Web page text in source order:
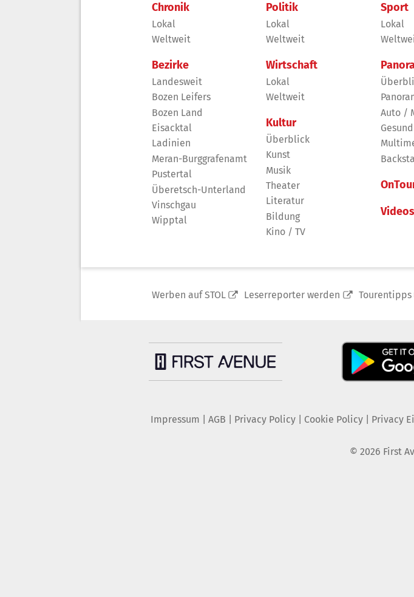
Chronik
Lokal
Weltweit
Bezirke
Landesweit
Bozen Leifers
Bozen Land
Eisacktal
Ladinien
Meran-Burggrafenamt
Pustertal
Überetsch-Unterland
Vinschgau
Wipptal
Politik
Lokal
Weltweit
Wirtschaft
Lokal
Weltweit
Kultur
Überblick
Kunst
Musik
Theater
Literatur
Bildung
Kino / TV
Sport
Lokal
Auto /
Videos
Werben auf STOL Leserreporter werden Tourentipps
Impressum AGB Privacy Policy| Cookie Policy| Privacy
© 2026 First